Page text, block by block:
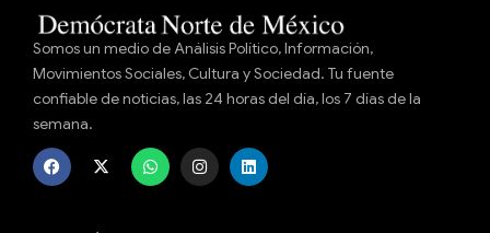
Somos un medio de Análisis Político, Información,
Movimientos Sociales, Cultura y Sociedad. Tu fuente
confiable de noticias, las 24 horas del día, los 7 días de la
semana.